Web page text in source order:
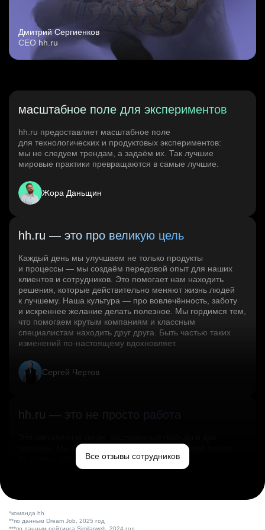
Дмитрий Сергиенков
CEO hh.ru
масштабное поле для экспериментов
hh.ru предоставляет масштабное поле
для технологических и продуктовых экспериментов:
мы не следуем трендам, а задаём их. Так лучшие
мировые практики превращаются в самые лучшие.
Жора Даньщин
hh.ru — это про великую цель
Каждый день мы улучшаем не только продукты
и процессы — мы создаём передовой опыт для наших
клиентов и сотрудников. Это помогает нам находить
решения, которые действительно меняют жизнь людей
к лучшему. Наша культура — про вовлечённость, заботу
и искреннее желание делать полезное. Мы гордимся тем,
что помогаем крутым компаниям и классным
специалистам находить друг друга. Быть частью таких
изменений по‑настоящему вдохновляет.
Сергей Чертов
hh.ru — это не просто работа
свободы. Мы помогаем миру и создаём лучший сервис
по поиску работы в стране.Все отзывы сотрудников
*команда hh
**по данным Dream Job, 2025 год
***по данным рейтинга Similarweb, 2024 год